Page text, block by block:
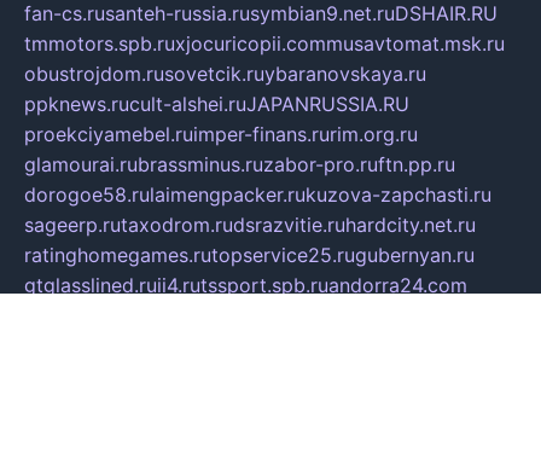
fan-cs.rusanteh-russia.rusymbian9.net.ruDSHAIR.RU
tmmotors.spb.ruxjocuricopii.commusavtomat.msk.ru
obustrojdom.rusovetcik.ruybaranovskaya.ru
ppknews.rucult-alshei.ruJAPANRUSSIA.RU
proekciyamebel.ruimper-finans.rurim.org.ru
glamourai.rubrassminus.ruzabor-pro.ruftn.pp.ru
dorogoe58.rulaimengpacker.rukuzova-zapchasti.ru
sageerp.rutaxodrom.rudsrazvitie.ruhardcity.net.ru
ratinghomegames.rutopservice25.rugubernyan.ru
gtglasslined.ruii4.rutssport.spb.ruandorra24.com